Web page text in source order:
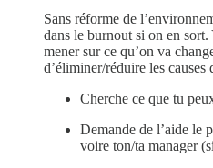
Sans réforme de
dans le burnout si on en
mener sur ce qu’on va
d’éliminer/réduire les causes
Cherche ce que tu
Demande de l’aide le
voire ton/ta manager